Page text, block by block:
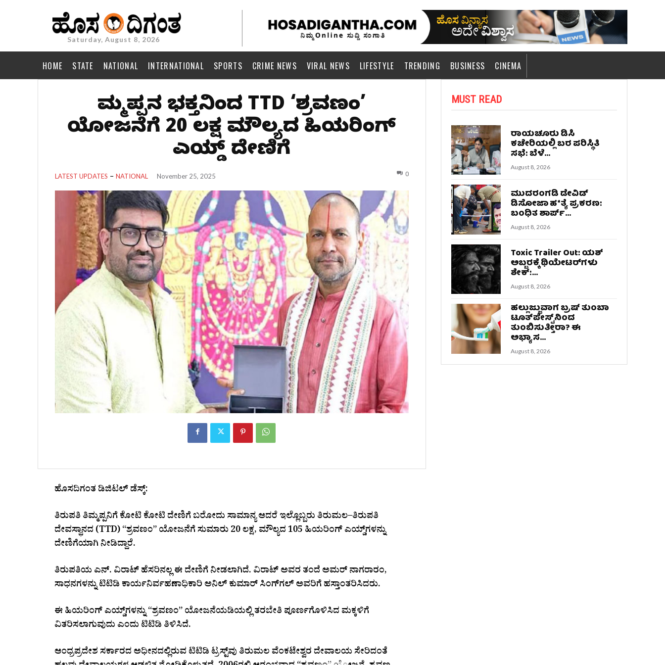
Saturday, August 8, 2026
HOME STATE NATIONAL INTERNATIONAL SPORTS CRIME NEWS VIRAL NEWS LIFESTYLE TRENDING BUSINESS CINEMA
ತಿಮ್ಮಪ್ಪನ ಭಕ್ತನಿಂದ TTD ‘ಶ್ರವಣಂ’
ಯೋಜನೆಗೆ 20 ಲಕ್ಷ ಮೌಲ್ಯದ ಹಿಯರಿಂಗ್
ಎಯ್ಡ್‌ ದೇಣಿಗೆ
LATEST UPDATES NATIONAL November 25, 2025 0
ಹೊಸದಿಗಂತ ಡಿಜಿಟಲ್ ಡೆಸ್ಕ್:
ತಿರುಪತಿ ತಿಮ್ಮಪ್ಪನಿಗೆ ಕೋಟಿ ಕೋಟಿ ದೇಣಿಗೆ ಬರೋದು ಸಾಮಾನ್ಯ ಆದರೆ ಇಲ್ಲೊಬ್ಬರು ತಿರುಮಲ–ತಿರುಪತಿ
ದೇವಸ್ಥಾನದ (TTD) “ಶ್ರವಣಂ” ಯೋಜನೆಗೆ ಸುಮಾರು 20 ಲಕ್ಷ, ಮೌಲ್ಯದ 105 ಹಿಯರಿಂಗ್ ಎಯ್ಡ್‌ಗಳನ್ನು
ದೇಣಿಗೆಯಾಗಿ ನೀಡಿದ್ದಾರೆ.
ತಿರುಪತಿಯ ಎನ್. ವಿರಾಟ್ ಹೆಸರಿನಲ್ಲ ಈ ದೇಣಿಗೆ ನೀಡಲಾಗಿದೆ. ವಿರಾಟ್ ಅವರ ತಂದೆ ಅಮರ್ ನಾಗರಾರಂ,
ಸಾಧನಗಳನ್ನು ಟಿಟಿಡಿ ಕಾರ್ಯನಿರ್ವಹಣಾಧಿಕಾರಿ ಅನಿಲ್ ಕುಮಾರ್ ಸಿಂಗ್‌ಗಲ್ ಅವರಿಗೆ ಹಸ್ತಾಂತರಿಸಿದರು.
ಈ ಹಿಯರಿಂಗ್ ಎಯ್ಡ್‌ಗಳನ್ನು “ಶ್ರವಣಂ” ಯೋಜನೆಯಡಿಯಲ್ಲಿ ತರಬೇತಿ ಪೂರ್ಣಗೊಳಿಸಿದ ಮಕ್ಕಳಿಗೆ
ವಿತರಿಸಲಾಗುವುದು ಎಂದು ಟಿಟಿಡಿ ತಿಳಿಸಿದೆ.
ಆಂಧ್ರಪ್ರದೇಶ ಸರ್ಕಾರದ ಅಧೀನದಲ್ಲಿರುವ ಟಿಟಿಡಿ ಟ್ರಸ್ಟ್‌ವು ತಿರುಮಲ ವೆಂಕಟೇಶ್ವರ ದೇವಾಲಯ ಸೇರಿದಂತೆ
MUST READ
ರಾಯಚೂರು ಡಿಸಿ
ಕಚೇರಿಯಲ್ಲಿ ಬರ ಪರಿಸ್ಥಿತಿ
ಸಭೆ: ಬೆಳೆ...
August 8, 2026
ಮುದರಂಗಡಿ ಡೇವಿಡ್
ಡಿಸೋಜಾ ಹ*ತ್ಯೆ ಪ್ರಕರಣ:
ಬಂಧಿತ ಶಾರ್ಪ್...
August 8, 2026
Toxic Trailer Out: ಯಶ್‌
ಅಬ್ಬರಕ್ಕೆ ಥಿಯೇಟರ್‌ಗಳು
ಶೇಕ್‌:...
August 8, 2026
ಹಲ್ಲುಜ್ಜುವಾಗ ಬ್ರಷ್‌ ತುಂಬಾ
ಟೂತ್‌ಪೇಸ್ಟ್‌ನಿಂದ
ತುಂಬಿಸುತ್ತೀರಾ? ಈ
ಅಭ್ಯಾಸ...
August 8, 2026